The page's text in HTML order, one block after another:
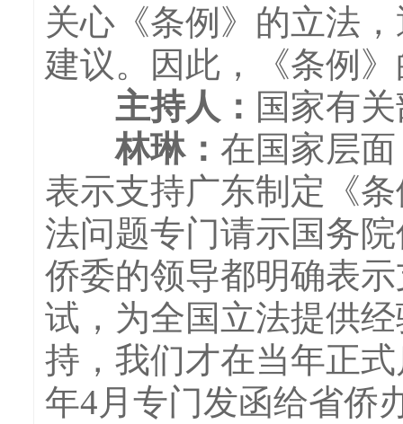
关心《条例》的立法
建议。因此，《条例
主持人 ： 国家有
林琳： 在国家层
表示支持广东制定《
法问题专门请示国务
侨委的领导都明确表
试，为全国立法提供
持，我们才在当年正
年4月专门发函给省侨